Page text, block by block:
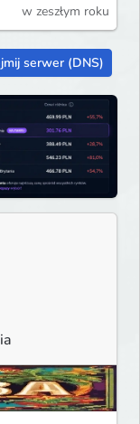
w zeszłym roku
serwer (DNS)